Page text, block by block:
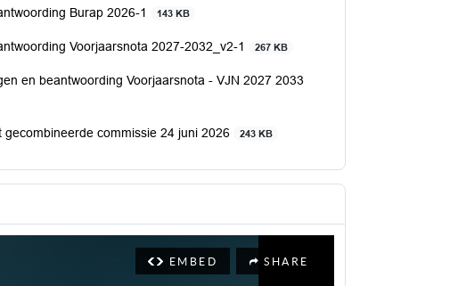
Burap 2026-1 143 KB
Voorjaarsnota 2027-2032_v2-1 267 KB
en beantwoording Voorjaarsnota - VJN 2027 2033
commissie 24 juni 2026 243 KB